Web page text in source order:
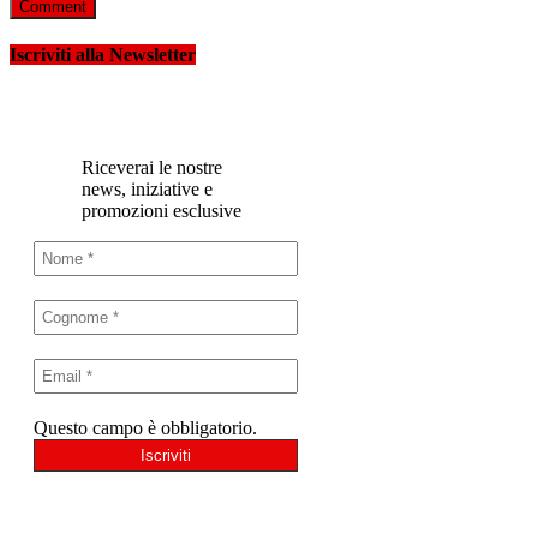
Iscriviti alla Newsletter
Riceverai le nostre
news, iniziative e
promozioni esclusive
Questo campo è obbligatorio.